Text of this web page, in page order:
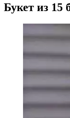
Букет из 15